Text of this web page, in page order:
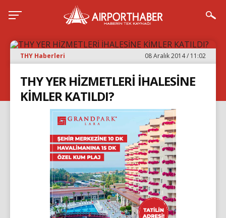
THY Haberleri 08 Aralık 2014 / 11:02
THY YER HİZMETLERİ İHALESİNE
KİMLER KATILDI?